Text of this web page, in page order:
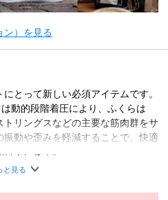
ン）を見る
とって新しい必須アイテムです。
動的段階着圧により、ふくらは
リングスなどの主要な筋肉群をサ
動や歪みを軽減することで、快適
できます。
と見る